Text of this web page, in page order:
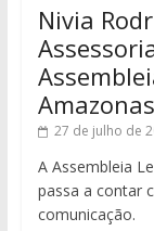
Nivia
27 de julho de
A Assembleia
passa a contar
comunicação.